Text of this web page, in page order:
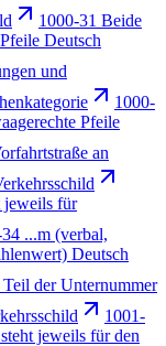
1000-31 Beide
Deutsch
und
1000-
Pfeile
an
jeweils für
...m (verbal,
Deutsch
der Unternummer
1001-
jeweils für den